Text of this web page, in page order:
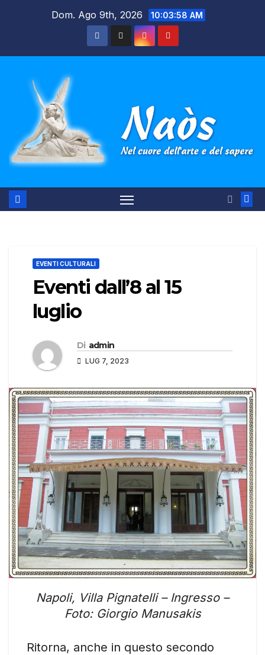
Dom. Ago 9th, 2026 10:03:59 AM
EVENTI CULTURALI
Eventi dall’8 al 15
luglio
Di admin
LUG 7, 2023
Napoli, Villa Pignatelli – Ingresso –
Foto: Giorgio Manusakis
Ritorna, anche in questo secondo